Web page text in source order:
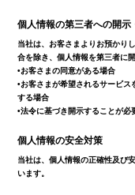
個人情報の第三者への開示
当社は、お客さまよりお預かり
合を除き、個人情報を第三者に
•お客さまの同意がある場合
•お客さまが希望されるサービ
する場合
•法令に基づき開示することが必
個人情報の安全対策
当社は、個人情報の正確性及び
います。